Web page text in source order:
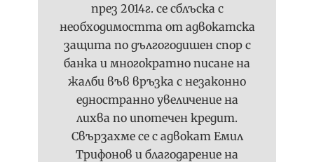
през 2014г. се сблъска с
необходимостта от адвокатска
защита по дългогодишен спор с
банка и многократно писане на
жалби във връзка с незаконно
едностранно увеличение на
лихва по ипотечен кредит.
Свързахме се с адвокат Емил
Трифонов и благодарение на